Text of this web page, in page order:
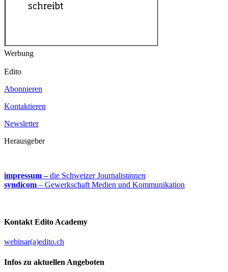
Werbung
Edito
Abonnieren
Kontaktieren
Newsletter
Herausgeber
impressum –die Schweizer Journalistinnen
syndicom – Gewerkschaft Medien und Kommunikation
Kontakt Edito Academy
webinar(a)edito.ch
Infos zu aktuellen Angeboten